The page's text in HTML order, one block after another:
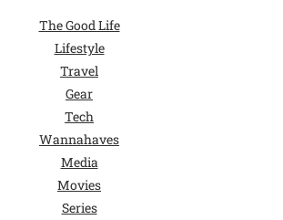
The Good Life
Lifestyle
Travel
Gear
Tech
Wannahaves
Media
Movies
Series